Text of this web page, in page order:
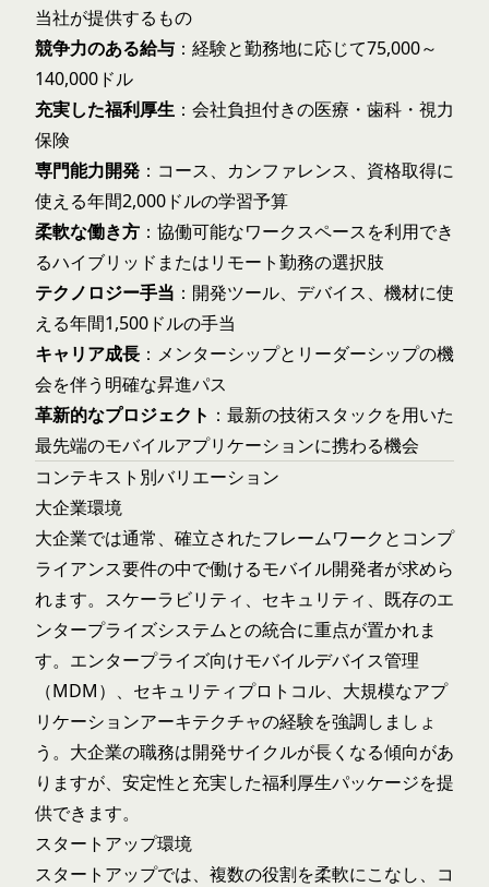
当社が提供するもの
競争力のある給与 ：経験と勤務地に応じて75,000～
140,000ドル
充実した福利厚生 ：会社負担付きの医療・歯科・視力
保険
専門能力開発 ：コース、カンファレンス、資格取得に
使える年間2,000ドルの学習予算
柔軟な働き方 ：協働可能なワークスペースを利用でき
るハイブリッドまたはリモート勤務の選択肢
テクノロジー手当 ：開発ツール、デバイス、機材に使
える年間1,500ドルの手当
キャリア成長 ：メンターシップとリーダーシップの機
会を伴う明確な昇進パス
革新的なプロジェクト ：最新の技術スタックを用いた
最先端のモバイルアプリケーションに携わる機会
コンテキスト別バリエーション
大企業環境
大企業では通常、確立されたフレームワークとコンプ
ライアンス要件の中で働けるモバイル開発者が求めら
れます。スケーラビリティ、セキュリティ、既存のエ
ンタープライズシステムとの統合に重点が置かれま
す。エンタープライズ向けモバイルデバイス管理
（MDM）、セキュリティプロトコル、大規模なアプ
リケーションアーキテクチャの経験を強調しましょ
う。大企業の職務は開発サイクルが長くなる傾向があ
りますが、安定性と充実した福利厚生パッケージを提
供できます。
スタートアップ環境
スタートアップでは、複数の役割を柔軟にこなし、コ